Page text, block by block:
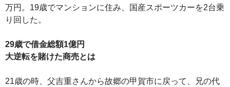
万円。19歳でマンションに住み、国産スポーツカーを2台乗
り回した。
29歳で借金総額1億円
大逆転を賭けた商売とは
21歳の時、父吉重さんから故郷の甲賀市に戻って、兄の代